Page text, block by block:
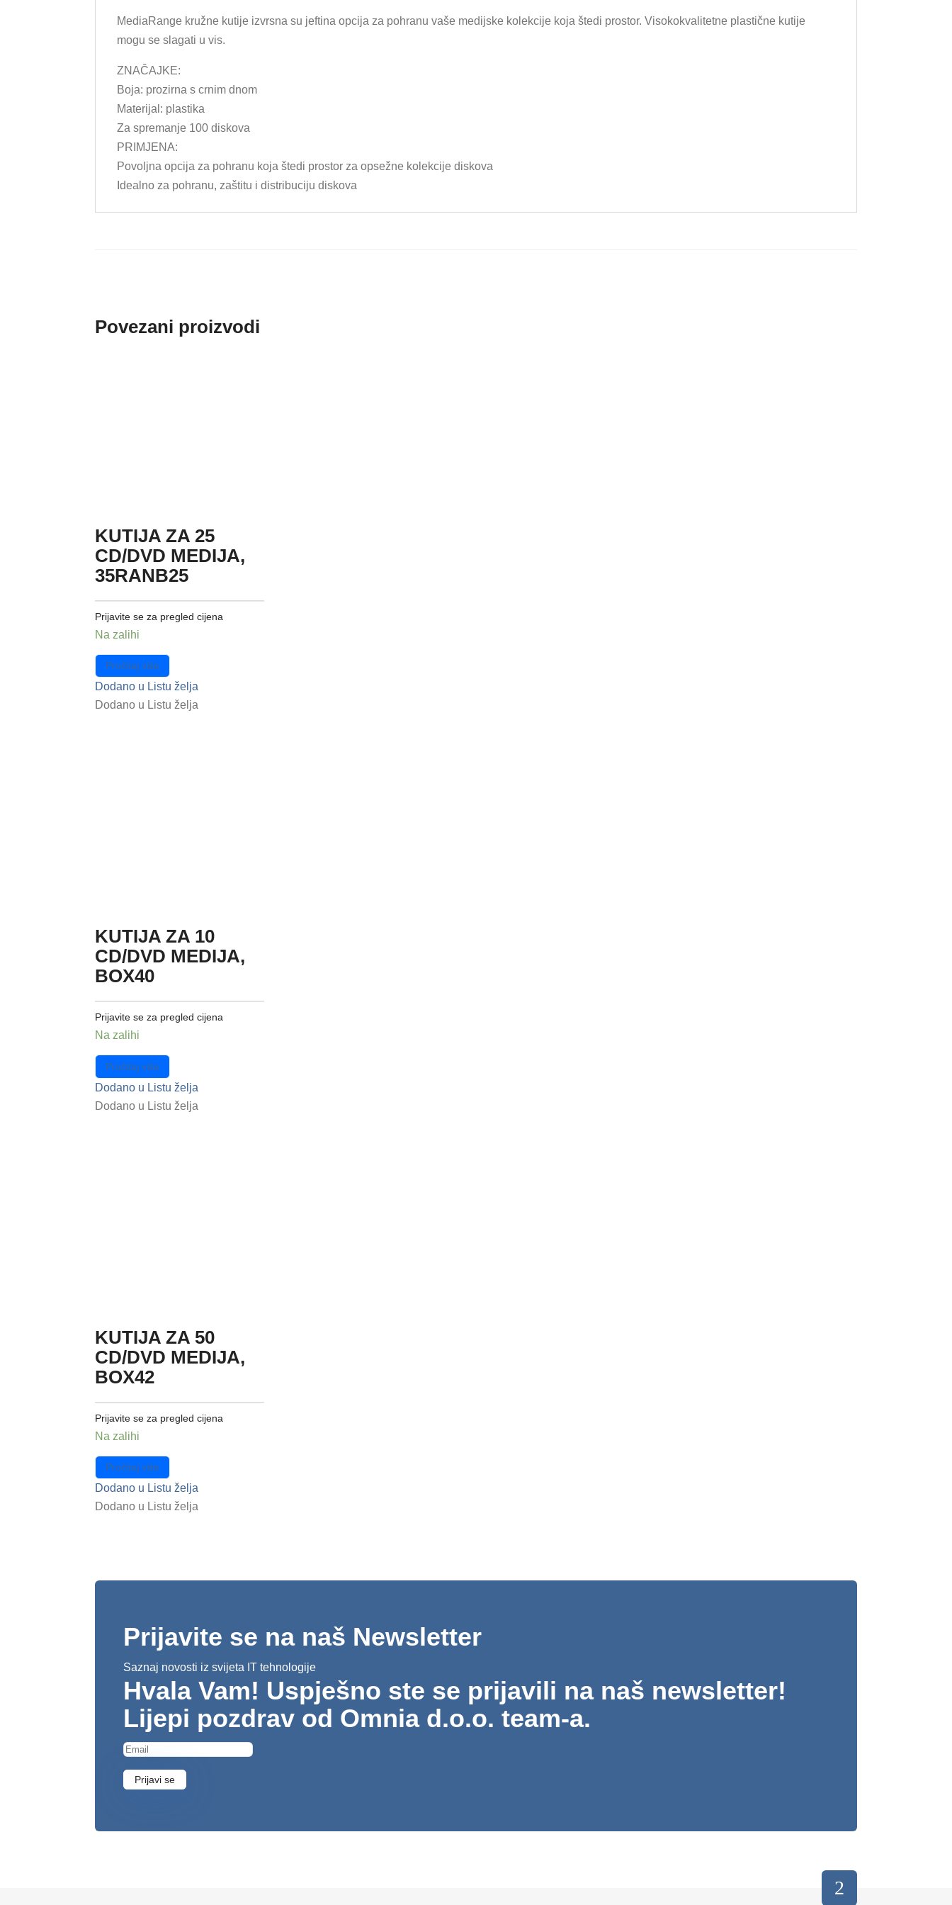
MediaRange kružne kutije izvrsna su jeftina opcija za pohranu vaše medijske kolekcije koja štedi prostor. Visokokvalitetne plastične kutije
mogu se slagati u vis.
ZNAČAJKE:
Boja: prozirna s crnim dnom
Materijal: plastika
Za spremanje 100 diskova
PRIMJENA:
Povoljna opcija za pohranu koja štedi prostor za opsežne kolekcije diskova
Idealno za pohranu, zaštitu i distribuciju diskova
Povezani proizvodi
KUTIJA ZA 25
CD/DVD MEDIJA,
35RANB25
Prijavite se za pregled cijena
Na zalihi
Pročitaj više
Dodano u Listu želja
Dodano u Listu želja
KUTIJA ZA 10
CD/DVD MEDIJA,
BOX40
Prijavite se za pregled cijena
Na zalihi
Pročitaj više
Dodano u Listu želja
Dodano u Listu želja
KUTIJA ZA 50
CD/DVD MEDIJA,
BOX42
Prijavite se za pregled cijena
Na zalihi
Pročitaj više
Dodano u Listu želja
Dodano u Listu želja
Prijavite se na naš Newsletter
Saznaj novosti iz svijeta IT tehnologije
Hvala Vam! Uspješno ste se prijavili na naš newsletter!
Lijepi pozdrav od Omnia d.o.o. team-a.
Prijavi se